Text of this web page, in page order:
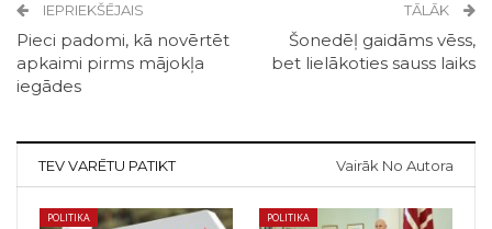
IEPRIEKŠĒJAIS
Pieci padomi, kā novērtēt
apkaimi pirms mājokļa
iegādes
TĀLĀK
Šonedēļ gaidāms vēss,
bet lielākoties sauss laiks
TEV VARĒTU PATIKT Vairāk No Autora
POLITIKA POLITIKA